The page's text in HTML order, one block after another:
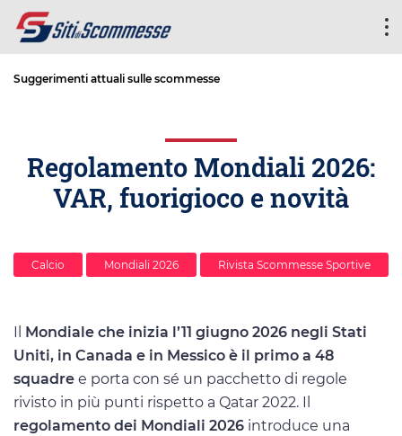
Suggerimenti attuali sulle scommesse
Regolamento Mondiali 2026:
VAR, fuorigioco e novità
Calcio Mondiali 2026 Rivista Scommesse Sportive
Mondiale che inizia l’11 giugno 2026 negli Stati
Uniti, in Canada e in Messico è il primo a 48
squadre e porta con sé un pacchetto di regole
rivisto in più punti rispetto a Qatar 2022. Il
regolamento dei Mondiali 2026 introduce una